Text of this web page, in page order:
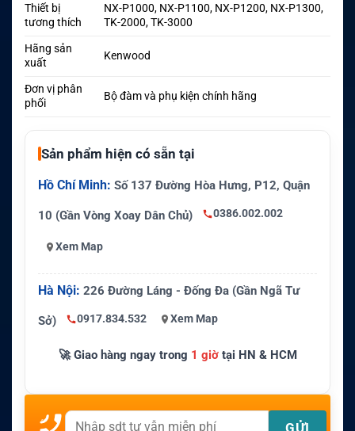
Thiết bị
tương thích
NX-P1000, NX-P1100, NX-P1200, NX-P1300,
TK-2000, TK-3000
Hãng sản
xuất
Kenwood
Đơn vị phân
phối
Bộ đàm và phụ kiện chính hãng
Sản phẩm hiện có sẵn tại
Hồ Chí Minh: Số 137 Đường Hòa Hưng, P12, Quận
10 (Gần Vòng Xoay Dân Chủ) 0386.002.002
Xem Map
Hà Nội: 226 Đường Láng - Đống Đa (Gần Ngã Tư
Sở) 0917.834.532 Xem Map
🚀 Giao hàng ngay trong 1 giờtại HN & HCM